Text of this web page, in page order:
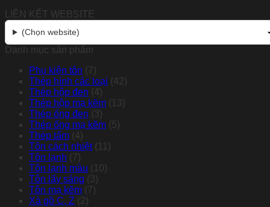
LIÊN KẾT WEBSITE
(Chọn website)
Danh mục sản phẩm
Phụ kiện tôn (7)
Thép hình các loại (42)
Thép hộp đen (4)
Thép hộp mạ kẽm (13)
Thép ống đen (3)
Thép ống mạ kẽm (5)
Thép tấm (4)
Tôn cách nhiệt (11)
Tôn lạnh (7)
Tôn lạnh màu (10)
Tôn lấy sáng (3)
Tôn mạ kẽm (7)
Xà gồ C, Z (2)